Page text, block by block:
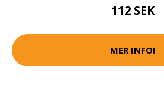
112 SEK
MER INFO!